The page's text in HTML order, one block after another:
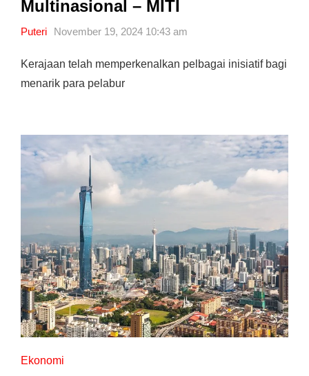
Multinasional – MITI
Puteri November 19, 2024 10:43 am
Kerajaan telah memperkenalkan pelbagai inisiatif bagi
menarik para pelabur
Ekonomi